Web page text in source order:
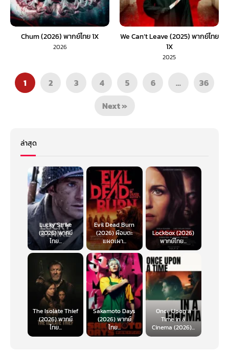
Chum (2026) พากย์ไทย 1X
2026
We Can’t Leave (2025) พากย์ไทย
1X
2025
1 2 3 4 5 6 …
36
Next »
ล่าสุด
Lucky Strike
(2026) พากย์
ไทย...
Evil Dead Burn
(2026) ผีอมตะ
แผดเผา...
Lockbox (2026)
พากย์ไทย...
The Isolate Thief
(2026) พากย์
ไทย...
Sakamoto Days
(2026) พากย์
ไทย...
Once Upon a
Time in a
Cinema (2026)...